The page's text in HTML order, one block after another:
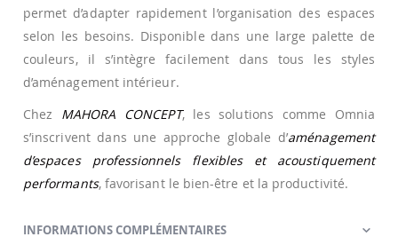
permet d’adapter rapidement l’organisation des espaces
selon les besoins. Disponible dans une large palette de
couleurs, il s’intègre facilement dans tous les styles
d’aménagement intérieur.
Chez MAHORA CONCEPT, les solutions comme Omnia
s’inscrivent dans une approche globale d’aménagement
d’espaces professionnels flexibles et acoustiquement
performants, favorisant le bien-être et la productivité.
INFORMATIONS COMPLÉMENTAIRES